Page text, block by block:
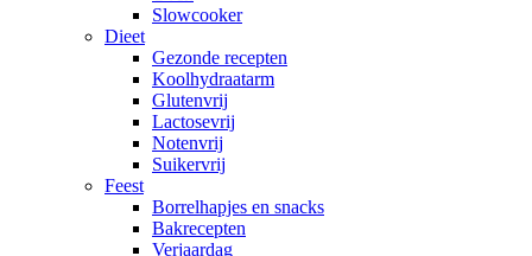
Slowcooker
Dieet
Gezonde recepten
Koolhydraatarm
Glutenvrij
Lactosevrij
Notenvrij
Suikervrij
Feest
Borrelhapjes en snacks
Bakrecepten
Verjaardag